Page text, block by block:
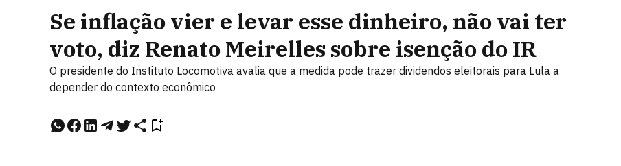
Se inflação vier e levar esse dinheiro, não vai ter
voto, diz Renato Meirelles sobre isenção do IR
O presidente do Instituto Locomotiva avalia que a medida pode trazer dividendos eleitorais para Lula a
depender do contexto econômico